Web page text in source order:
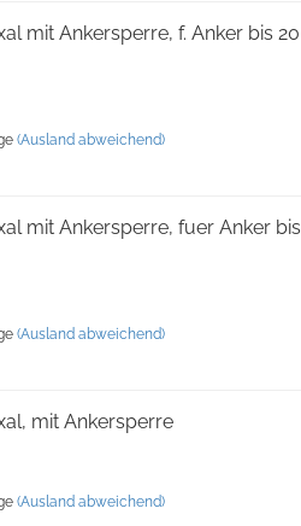
mit Ankersperre, f. Anker bis 20
(Ausland abweichend)
mit Ankersperre, fuer Anker bis
(Ausland abweichend)
mit Ankersperre
(Ausland abweichend)